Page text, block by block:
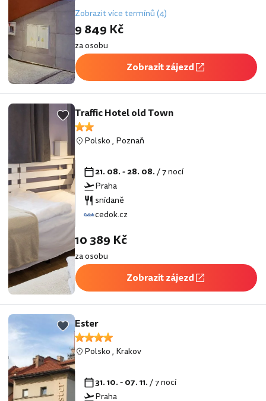
Zobrazit více termínů (4)
9 849 Kč
za osobu
Zobrazit zájezd
Traffic Hotel old Town
Polsko, Poznaň
21. 08. - 28. 08./ 7 nocí
Praha
snídaně
cedok.cz
10 389 Kč
za osobu
Zobrazit zájezd
Ester
Polsko, Krakov
31. 10. - 07. 11./ 7 nocí
Praha